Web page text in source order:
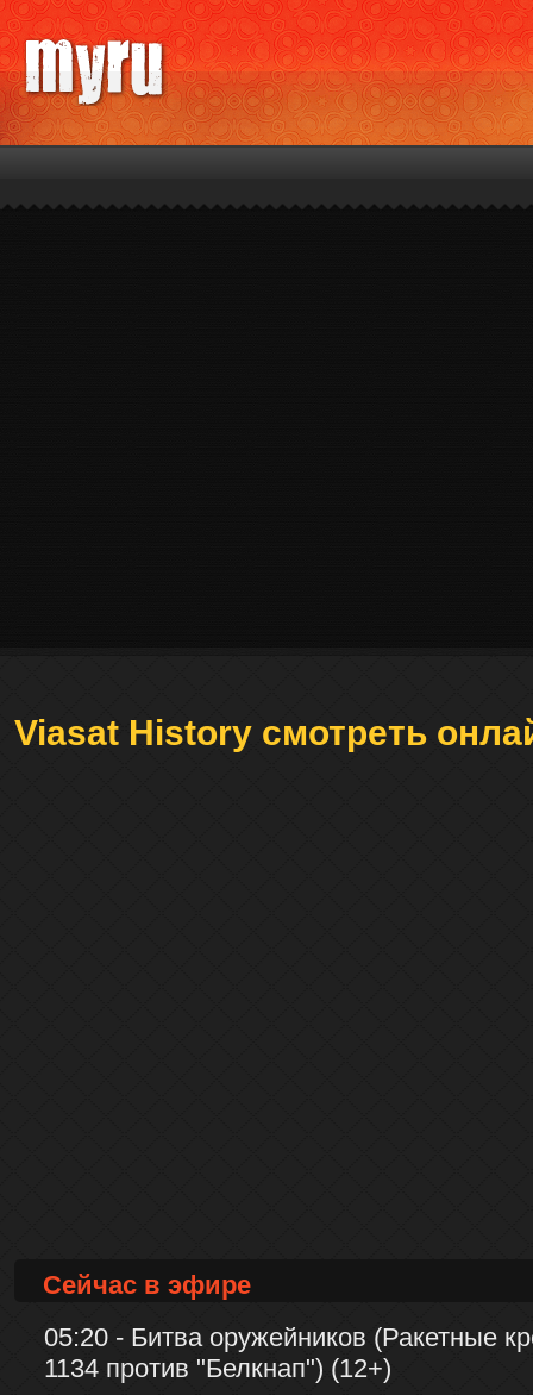
Viasat History смотреть
Сейчас в эфире
05:20 - Битва оружейников (Ракетные
1134 против "Белкнап") (12+)